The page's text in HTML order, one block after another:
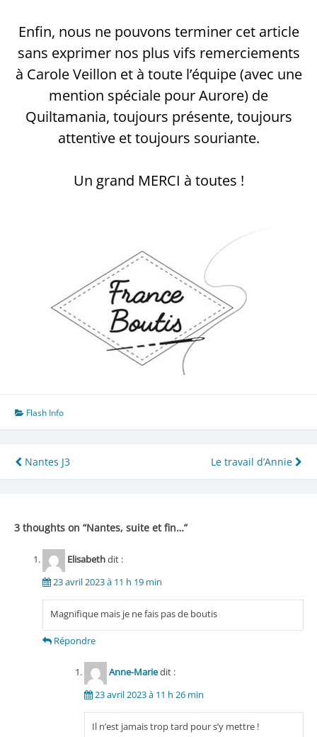
Enfin, nous ne pouvons terminer cet article
sans exprimer nos plus vifs remerciements
à Carole Veillon et à toute l’équipe (avec une
mention spéciale pour Aurore) de
Quiltamania, toujours présente, toujours
attentive et toujours souriante.
Un grand MERCI à toutes !
Flash Info
Navigation
de
Nantes J3 Le travail d’Annie
3 thoughts on “Nantes, suite et fin…”
Elisabethdit :
23 avril 2023 à 11 h 19 min
Magnifique mais je ne fais pas de boutis
Répondre
Anne-Mariedit :
23 avril 2023 à 11 h 26 min
Il n’est jamais trop tard pour s’y mettre !